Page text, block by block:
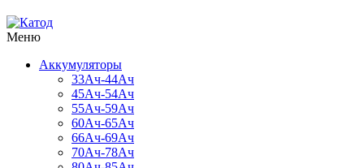
Меню
Аккумуляторы
33Ач-44Ач
45Ач-54Ач
55Ач-59Ач
60Ач-65Ач
66Ач-69Ач
70Ач-78Ач